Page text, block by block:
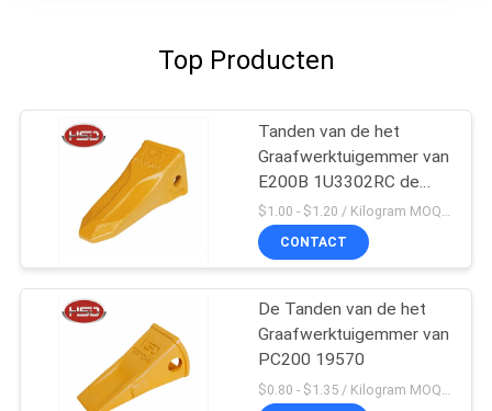
Top Producten
Tanden van de het
Graafwerktuigemmer van
E200B 1U3302RC de
Mini
$1.00 - $1.20 / Kilogram MOQ:100 Kilogram/Kilogram
CONTACT
De Tanden van de het
Graafwerktuigemmer van
PC200 19570